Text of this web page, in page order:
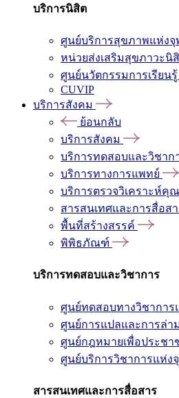
บริการนิสิต
ศูนย์บริการสุขภาพแห่งจุ
หน่วยส่งเสริมสุขภาวะนิ
ศูนย์นวัตกรรมการเรียนรู้
CUVIP
บริการสังคม
ย้อนกลับ
บริการสังคม
บริการทดสอบและวิชาก
บริการทางการแพทย์
บริการตรวจวิเคราะห์คุ
สารสนเทศและการสื่อส
พื้นที่สร้างสรรค์
พิพิธภัณฑ์
บริการทดสอบและวิชาการ
ศูนย์ทดสอบทางวิชาการ
ศูนย์การแปลและการล่า
ศูนย์กฎหมายเพื่อประชา
ศูนย์บริการวิชาการแห่
สารสนเทศและการสื่อสาร